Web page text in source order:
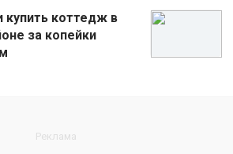
купить коттедж в
за копейки